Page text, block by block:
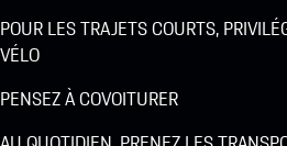
POUR LES TRAJETS COURTS,
VÉLO
PENSEZ À COVOITURER